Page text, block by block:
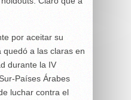
por aceitar su
quedó a las claras en
durante la IV
Países Árabes
luchar contra el